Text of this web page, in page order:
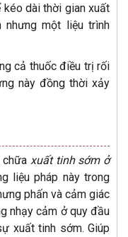
kéo dài thời gian xuất
một liệu trình
cả thuốc điều trị rối
này đồng thời xảy
chữa xuất tinh sớm ở
liệu pháp này trong
phấn và cảm giác
nhạy cảm ở quy đầu
xuất tinh sớm. Giúp